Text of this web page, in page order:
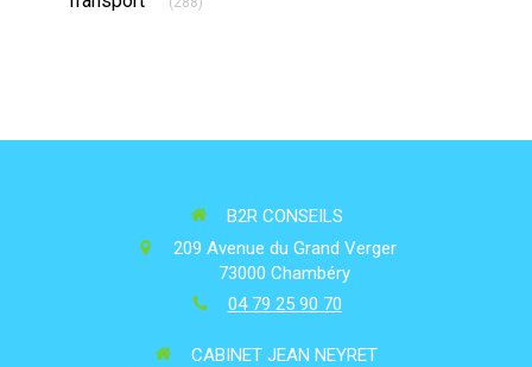
B2R CONSEILS
209 Avenue du Grand Verger
73000 Chambéry
04 79 25 90 70
CABINET JEAN NEYRET